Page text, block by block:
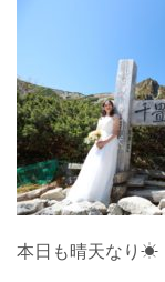
本日も晴天なり☀